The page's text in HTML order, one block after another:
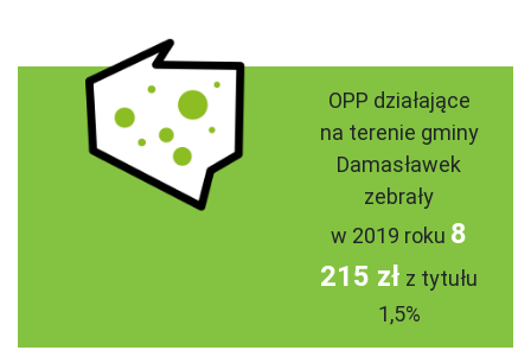
OPP działające
na terenie gminy
Damasławek
zebrały
w 2019 roku 8
215 zł z tytułu
1,5%